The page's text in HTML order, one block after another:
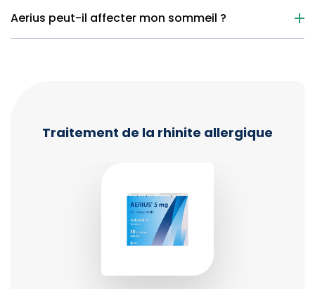
Aerius peut-il affecter mon sommeil ?
Traitement de la rhinite allergique